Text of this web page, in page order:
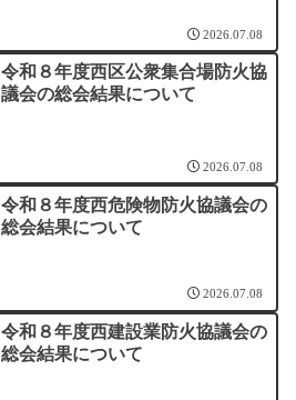
2026.07.08
令和８年度西区公衆集合場防火協
議会の総会結果について
2026.07.08
令和８年度西危険物防火協議会の
総会結果について
2026.07.08
令和８年度西建設業防火協議会の
総会結果について